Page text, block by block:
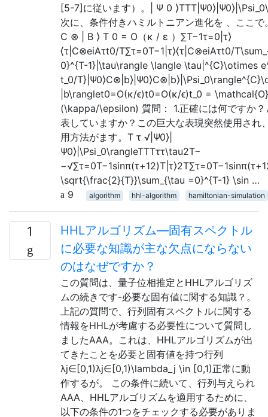
[5-7]に従います）。| Ψ 0
次に、条件付きハミルトニアン進化を 、ここ
C ⊗ | B ⟩ T 0 = O（κ / ε ）∑T−1τ=0|τ⟩
⟨τ|C⊗eiAτt0/T∑τ=0T−1|τ⟩⟨τ|C⊗eiAτt0/
0}^{T-1}|\tau\rangle \langle \tau|^{C}\otimes
t_0/
|b\ranglet0=O(κ/ϵ)t0=O(κ/ϵ)t_0 = \mathcal{O}
(\kappa/\epsilon) 質問： 1.正確には何ですか？
表していますか？この巨大な表現突然使用され
用方法がます。T τ √|Ψ0⟩|
Ψ0⟩|\Psi_0\rangleTTTττ\tau2T−
\sqrt{\frac{2}{T}}\sum_{\tau =0}^{T-1} \sin …
9
algorithm hhl-algorithm hamiltonian-simulation
1
HHLアルゴリズム—固有スペクトル
に必要な知識が主な欠点にならない
のはなぜですか？
この質問は、量子位相推定とHHLアルゴリズ
ムの続きです-必要な固有値に関する知識？。
上記の質問で、行列固有スペクトルに関する
情報をHHLが考慮する必要性について質問し
ましたAAA。これは、HHLアルゴリズムが出
てきたことを必要と固有値を持つ行列
λj∈[0,1)λj∈[0,1)\lambda_j \in [0,1)正常に動
作するが。 この条件に続いて、行列与えられ
AAA、HHLアルゴリズムを適用するために、
以下の条件の1つをチェックする必要がありま